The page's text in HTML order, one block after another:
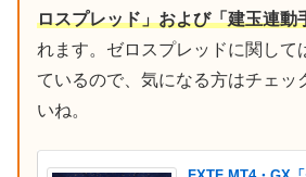
ロスプレッド」および「建玉連動
れます。ゼロスプレッドに関して
ているので、気になる方はチェッ
いね。